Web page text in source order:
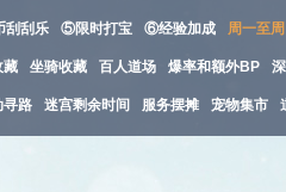
刮乐 ⑤限时打宝 ⑥经验加成 周一至
藏 坐骑收藏 百人道场 爆率和额外BP
寻路 迷宫剩余时间 服务摆摊 宠物集市